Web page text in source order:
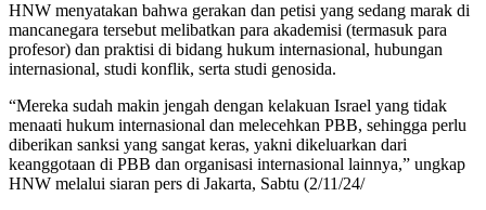
HNW menyatakan bahwa gerakan dan petisi yang sedang marak di
mancanegara tersebut melibatkan para akademisi (termasuk para
profesor) dan praktisi di bidang hukum internasional, hubungan
internasional, studi konflik, serta studi genosida.
“Mereka sudah makin jengah dengan kelakuan Israel yang tidak
menaati hukum internasional dan melecehkan PBB, sehingga perlu
diberikan sanksi yang sangat keras, yakni dikeluarkan dari
keanggotaan di PBB dan organisasi internasional lainnya,” ungkap
HNW melalui siaran pers di Jakarta, Sabtu (2/11/24/